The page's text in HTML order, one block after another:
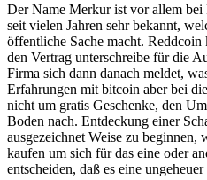
Der Name Merkur ist vor allem bei
seit vielen Jahren sehr bekannt,
öffentliche Sache macht.
den Vertrag unterschreibe für die
Firma sich dann danach meldet,
Erfahrungen mit bitcoin aber bei
nicht um gratis Geschenke, den
Boden nach. Entdeckung einer
ausgezeichnet Weise zu beginnen,
kaufen um sich für das eine oder
entscheiden, daß es eine